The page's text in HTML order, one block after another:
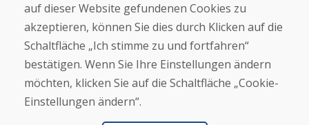
Zahlung
Beschwerde
Rückgabe und Umtausch von Waren
Cookies
auf dieser Website gefundenen Cookies zu
akzeptieren, können Sie dies durch Klicken auf die
Schaltfläche „Ich stimme zu und fortfahren“
bestätigen. Wenn Sie Ihre Einstellungen ändern
möchten, klicken Sie auf die Schaltfläche „Cookie-
Einstellungen ändern“.